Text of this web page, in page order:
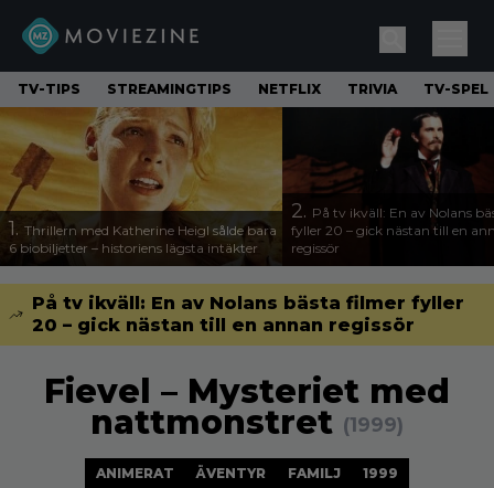
TV-TIPS STREAMINGTIPS NETFLIX TRIVIA TV-SPEL
1. Thrillern med Katherine Heigl sålde bara
6 biobiljetter – historiens lägsta intäkter
2. På tv ikväll: En av Nolans
fyller 20 – gick nästan till en
regissör
På tv ikväll: En av Nolans bästa filmer fyller
20 – gick nästan till en annan regissör
Fievel – Mysteriet med
nattmonstret (1999)
ANIMERAT ÄVENTYR FAMILJ 1999